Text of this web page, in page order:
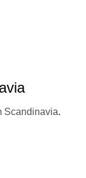
Scandinavia.